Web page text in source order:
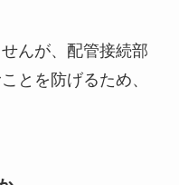
んが、配管接続部
とを防げるため、